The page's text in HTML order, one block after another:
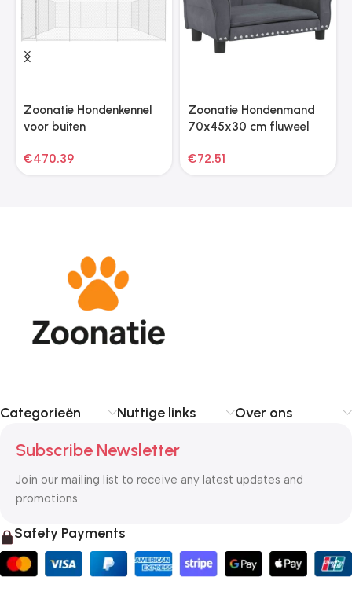
Zoonatie Hondenkennel
voor buiten
gegalvaniseerd staal
€470.39
Zoonatie Hondenmand
70x45x30 cm fluweel
€72.51
Categorieën Nuttige links Over ons
Subscribe Newsletter
Join our mailing list to receive any latest updates and
promotions.
Safety Payments